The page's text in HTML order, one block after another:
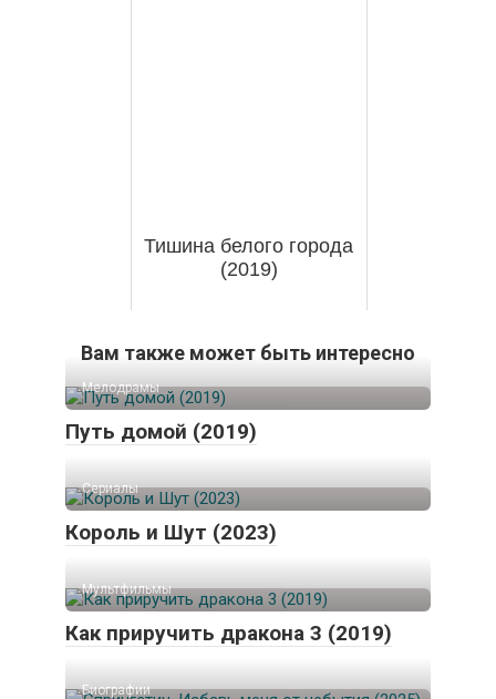
Тишина белого города
(2019)
Вам также может быть интересно
Мелодрамы
Путь домой (2019)
Сериалы
Король и Шут (2023)
Мультфильмы
Как приручить дракона 3 (2019)
Биографии